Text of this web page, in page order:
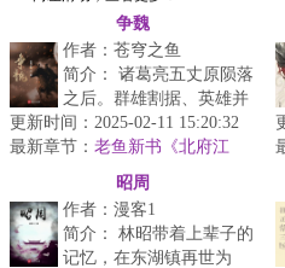
争魏
作者：苍穹之鱼
简介： 诸葛亮五丈原陨落
之后。群雄割据、英雄并
起的大时代也随之落下帷
幕。
更新时间：2025-02-11 15:20:32
最新章节： 老鱼新书《北府江
山》已发，求支持
昭周
作者：漫客1
简介： 林昭带着上辈子的
记忆，在东湖镇再世为